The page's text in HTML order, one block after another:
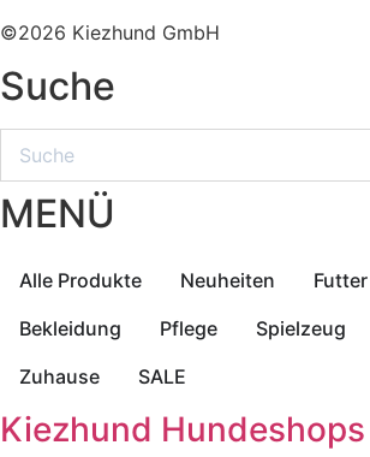
©2026 Kiezhund GmbH
Suche
MENÜ
Alle Produkte Neuheiten Futter
Bekleidung
Pflege Spielzeug
Zuhause
SALE
Kiezhund Hundeshops